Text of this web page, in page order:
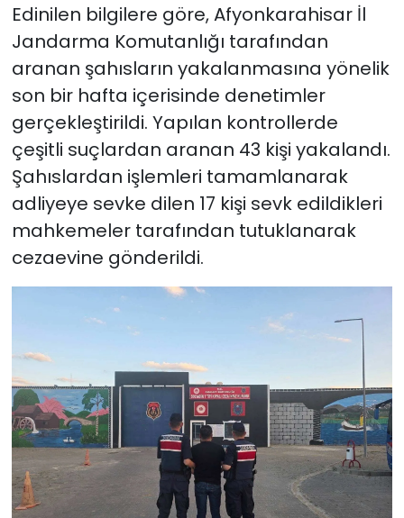
Edinilen bilgilere göre, Afyonkarahisar İl
Jandarma Komutanlığı tarafından
aranan şahısların yakalanmasına yönelik
son bir hafta içerisinde denetimler
gerçekleştirildi. Yapılan kontrollerde
çeşitli suçlardan aranan 43 kişi yakalandı.
Şahıslardan işlemleri tamamlanarak
adliyeye sevke dilen 17 kişi sevk edildikleri
mahkemeler tarafından tutuklanarak
cezaevine gönderildi.